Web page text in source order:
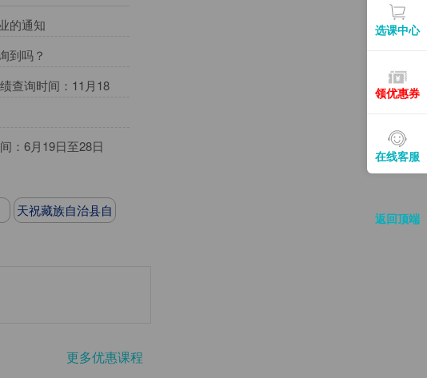
的通知
到吗？
查询时间：11月18
：6月19日至28日
天祝藏族自治县自
更多优惠课程
选课中心
领优惠券
在线客服
返回顶端